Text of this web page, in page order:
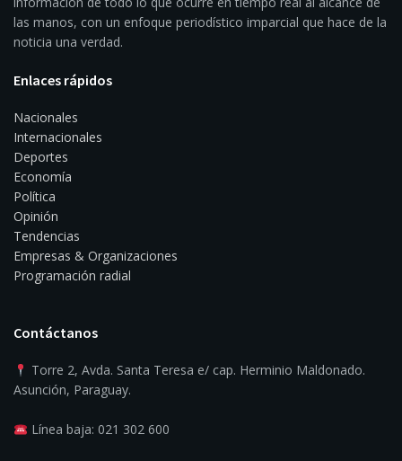
las manos, con un enfoque periodístico imparcial que hace de la
noticia una verdad.
Enlaces rápidos
Nacionales
Internacionales
Deportes
Economía
Política
Opinión
Tendencias
Empresas & Organizaciones
Programación radial
Contáctanos
Torre 2, Avda. Santa Teresa e/ cap. Herminio Maldonado.
Asunción, Paraguay.
Línea baja: 021 302 600